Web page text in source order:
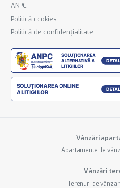
ANPC
Politică cookies
Politică de confidențialitate
Vânzări
Apartamente de
Vânzări
Terenuri de